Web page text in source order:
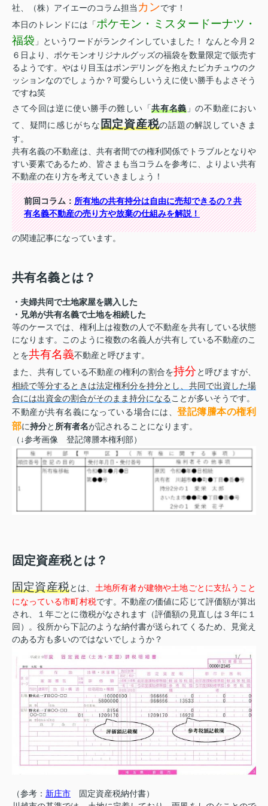
社、（株）アイエーのコラム担当 カンです！
本日のトレンドには「ポケモン・ミスタードーナツ・
福袋 」というワードがランクインしていました！ なんと今月２
６日より、ポケモンオリジナルグッズの福袋を数量限定で販売す
るようです。やはり目玉はポンデリングを抱えたピカチュウのク
ッションなのでしょうか？可愛らしいうえに使い勝手もよさそう
ですね笑
さて今回は逆に使い勝手の難しい「共有名義」の不動産におい
て、疑問に感じがちな固定資産税の話題の解説していきま
す。
共有名義の不動産は、共有者間での権利関係でトラブルとなりや
すい要素であるため、皆さまも当コラムを参考に、よりよい共有
不動産の在り方を考えていきましょう！
前回コラム：所有地の共有持分は自由に売却できるの？共
有名義不動産の売り方や放棄の仕組みを解説！
の関連記事になっています。
共有名義とは？
・夫婦共同で土地家屋を購入した
・兄弟が共有名義で土地を相続した
等のケースでは、権利上は複数の人で不動産を共有している状態
になります。このように複数の名義人が共有している不動産のこ
とを共有名義不動産と呼びます。
また、共有している不動産の権利の割合を持分 と呼びますが、
相続で等分するときは法定権利分を持分とし、共同で出資した場
合には出資金の割合がそのまま持分になることが多いそうです。
不動産が共有名義になっている場合には、登記簿謄本の権利
部に持分と 所有者名が記されることになります。
（↓参考画像 登記簿謄本権利部）
固定資産税とは？
固定資産税とは、 土地所有者が建物や土地ごとに支払うこと
になっている市町村税です。不動産の価値に応じて評価額が算出
され、１年ごとに徴税がなされます（評価額の見直しは３年に１
回）。役所から下記のような納付書が送られてくるため、見覚え
のある方も多いのではないでしょうか？
（参考： 新庄市 固定資産税納付書）